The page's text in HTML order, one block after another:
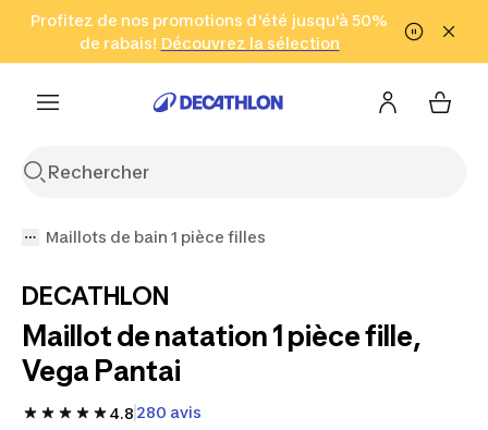
Aller à la recherche Aller au contenu Aller au pied de
Profitez de nos promotions d'été jusqu'à 50%
de rabais! Découvrez la sélection
Cliquez ici
en seulement 2 h!
(Zones sélectionnées)
Maillots de bain 1 pièce filles
DECATHLON
Maillot de natation 1 pièce fille,
Vega Pantai
4.8 280 avis